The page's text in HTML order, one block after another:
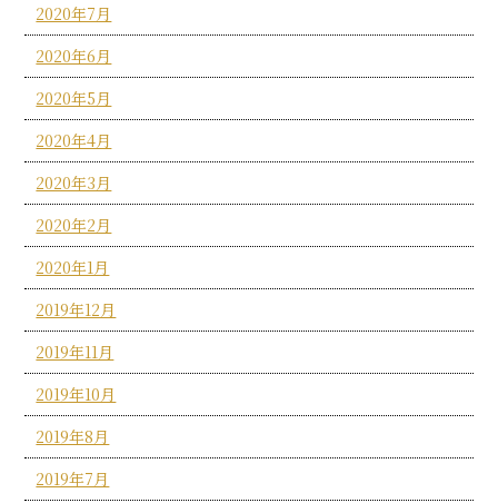
2020年7月
2020年6月
2020年5月
2020年4月
2020年3月
2020年2月
2020年1月
2019年12月
2019年11月
2019年10月
2019年8月
2019年7月